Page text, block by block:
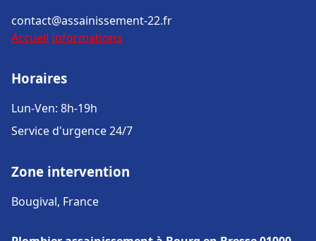
contact@assainissement-22.fr
Accueil Informations
Horaires
Lun-Ven: 8h-19h
Service d'urgence 24/7
Zone intervention
Bougival, France